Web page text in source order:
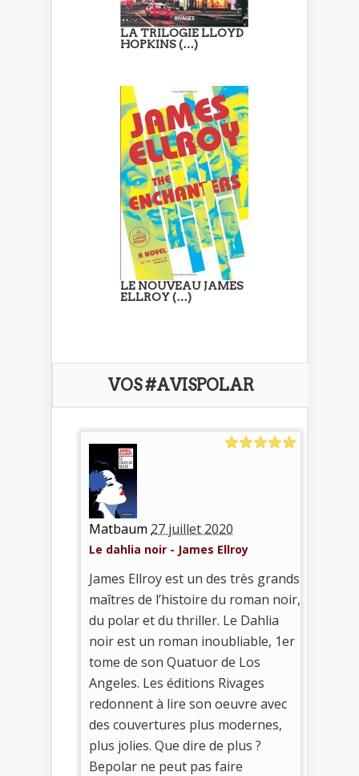
LA TRILOGIE LLOYD
HOPKINS (…)
LE NOUVEAU JAMES
ELLROY (…)
VOS #AVISPOLAR
Matbaum 27 juillet 2020
Le dahlia noir - James Ellroy
James Ellroy est un des très grands
maîtres de l’histoire du roman noir,
du polar et du thriller. Le Dahlia
noir est un roman inoubliable, 1er
tome de son Quatuor de Los
Angeles. Les éditions Rivages
redonnent à lire son oeuvre avec
des couvertures plus modernes,
plus jolies. Que dire de plus ?
Bepolar ne peut pas faire